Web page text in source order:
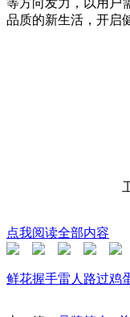
等方向发力，以用户
品质的新生活，开启
点我阅读全部内容
鲜花握手雷人 路过鸡